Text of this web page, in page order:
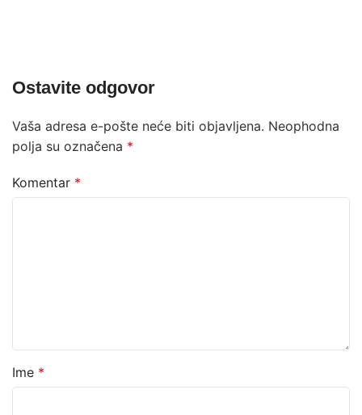
Ostavite odgovor
Vaša adresa e-pošte neće biti objavljena. Neophodna
polja su označena *
Komentar *
Ime *